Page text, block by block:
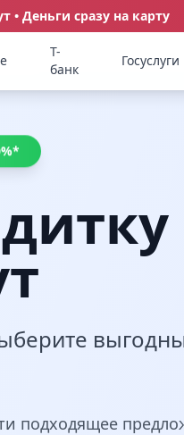
• Деньги сразу на карту
Т-
банк
Госуслуги
подходящее